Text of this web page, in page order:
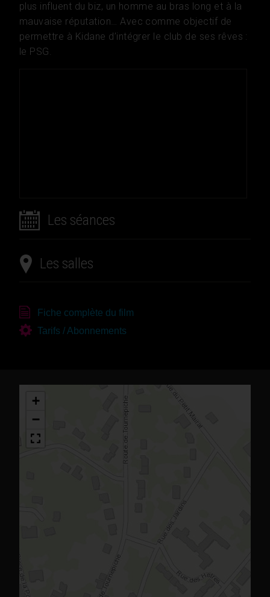
plus influent du biz, un homme au bras long et à la
mauvaise réputation… Avec comme objectif de
permettre à Kidane d’intégrer le club de ses rêves :
le PSG.
Les séances
Les salles
Fiche complète du film
Tarifs / Abonnements
+
−